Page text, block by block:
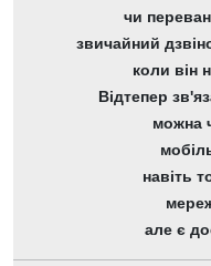
чи
звичайний
коли він
Відтепер
можна
навіть
але є